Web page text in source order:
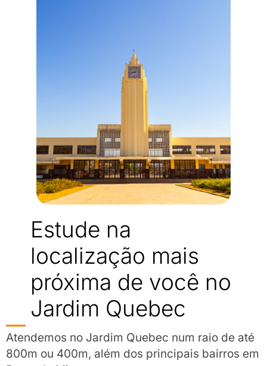
Estude na
localização mais
próxima de você no
Jardim Quebec
Atendemos no Jardim Quebec num raio de até
800m ou 400m, além dos principais bairros em